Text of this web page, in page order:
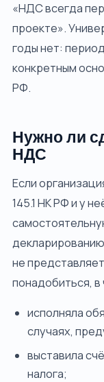
«НДС всегда
проекте».
годы нет:
конкретным
РФ.
Нужно ли
НДС
Если
145.1 НК РФ и у
не
понадобиться, в
исполняла
случаях,
выставила
налога;